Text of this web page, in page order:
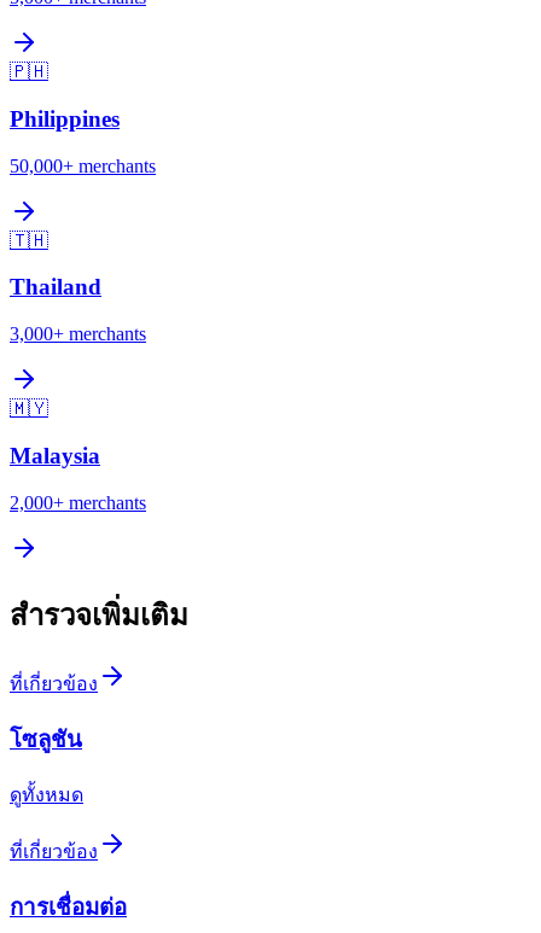
🇵🇭
Philippines
50,000+ merchants
🇹🇭
Thailand
3,000+ merchants
🇲🇾
Malaysia
2,000+ merchants
สำรวจเพิ่มเติม
ที่เกี่ยวข้อง
โซลูชัน
ดูทั้งหมด
ที่เกี่ยวข้อง
การเชื่อมต่อ